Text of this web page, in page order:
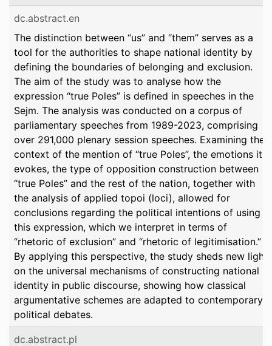
dc.abstract.en
The distinction between “us” and “them” serves as a
tool for the authorities to shape national identity by
defining the boundaries of belonging and exclusion.
The aim of the study was to analyse how the
expression “true Poles” is defined in speeches in the
Sejm. The analysis was conducted on a corpus of
parliamentary speeches from 1989-2023, comprising
over 291,000 plenary session speeches. Examining the
context of the mention of “true Poles”, the emotions it
evokes, the type of opposition construction between
“true Poles” and the rest of the nation, together with
the analysis of applied topoi (loci), allowed for
conclusions regarding the political intentions of using
this expression, which we interpret in terms of
“rhetoric of exclusion” and “rhetoric of legitimisation.”
By applying this perspective, the study sheds new light
on the universal mechanisms of constructing national
identity in public discourse, showing how classical
argumentative schemes are adapted to contemporary
political debates.
dc.abstract.pl